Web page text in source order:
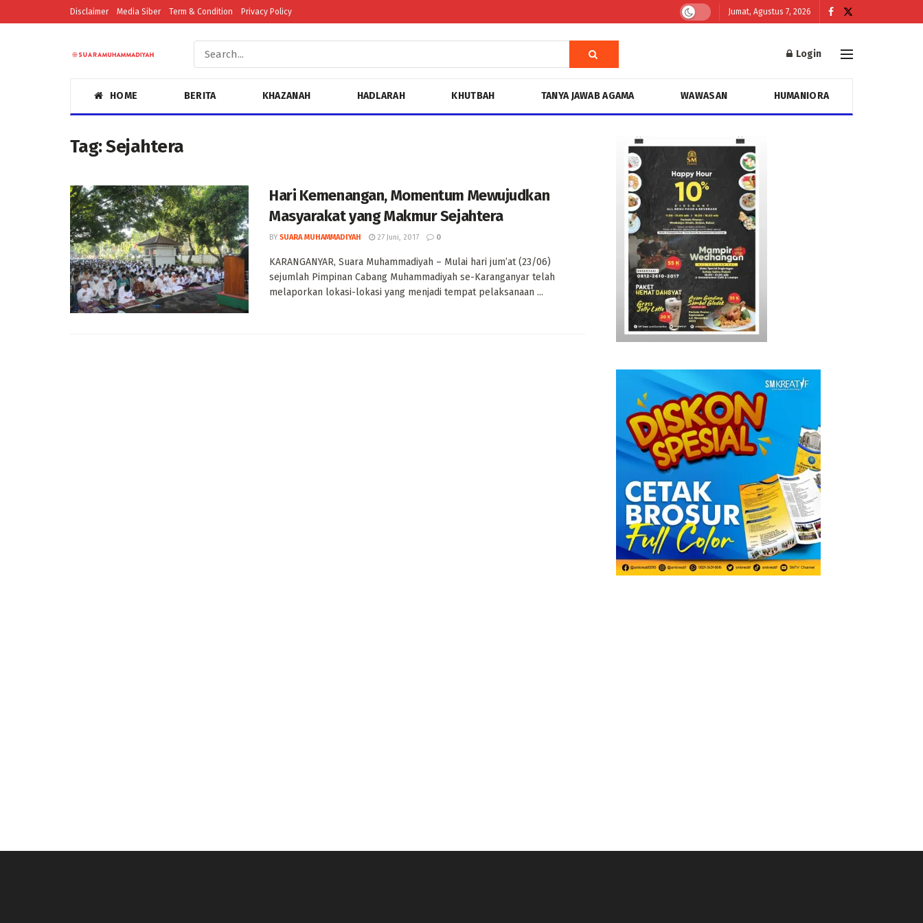
Disclaimer Media Siber Term & Condition Privacy Policy Jumat, Agustus 7, 2026
Login
HOME BERITA KHAZANAH HADLARAH KHUTBAH TANYA JAWAB AGAMA WAWASAN HUMANIORA
Tag:Sejahtera
Hari Kemenangan, Momentum Mewujudkan
Masyarakat yang Makmur Sejahtera
BY SUARA MUHAMMADIYAH 27 Juni, 2017 0
KARANGANYAR, Suara Muhammadiyah – Mulai hari jum’at (23/06)
sejumlah Pimpinan Cabang Muhammadiyah se-Karanganyar telah
melaporkan lokasi-lokasi yang menjadi tempat pelaksanaan ...